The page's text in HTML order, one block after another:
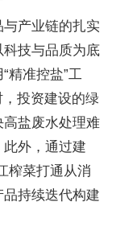
产业链的扎实
技与品质为底
精准控盐”工
投资建设的绿
盐废水处理难
外，通过建
榨菜打通从消
持续迭代构建